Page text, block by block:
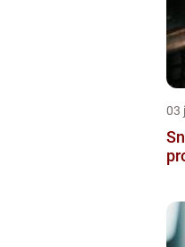
03